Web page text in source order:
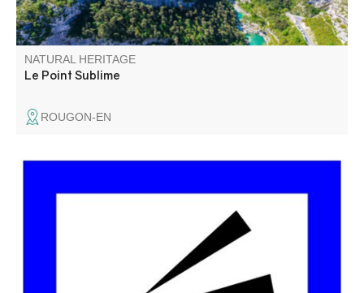
NATURAL HERITAGE
Le Point Sublime
ROUGON-EN
Un beau point de vue sur l'un des plus grand Canyon
d'Europe, direction le fameux Chalet de la Maline.